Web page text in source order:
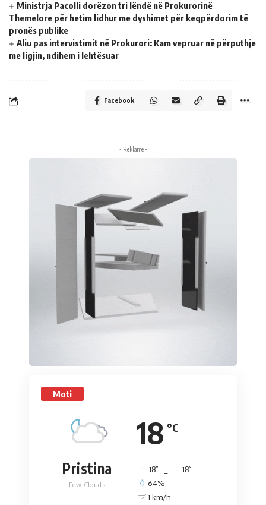
Ministrja Pacolli dorëzon tri lëndë në Prokurorinë
Themelore për hetim lidhur me dyshimet për keqpërdorim të
pronës publike
Aliu pas intervistimit në Prokurori: Kam vepruar në përputhje
me ligjin, ndihem i lehtësuar
Facebook
- Reklamë -
Moti
18 °C
Pristina
Few Clouds
18° 18°
64%
1 km/h